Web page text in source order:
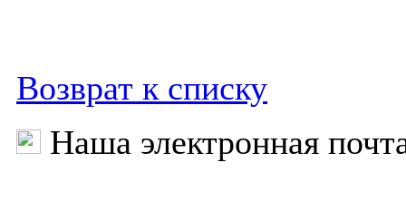
Возврат к списку
Наша электронная